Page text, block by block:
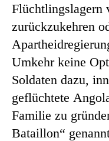
Flüchtlingslagern
zurückzukehren
Umkehr keine
Soldaten dazu,
geflüchtete
Familie zu
Bataillon“